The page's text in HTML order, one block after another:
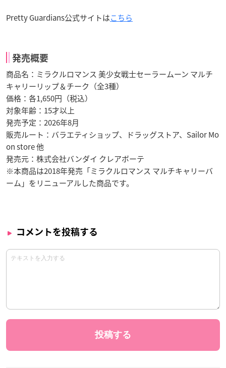
Pretty Guardians公式サイトはこちら
発売概要
商品名：ミラクルロマンス 美少女戦士セーラームーン マルチ
キャリーリップ＆チーク（全3種）
価格：各1,650円（税込）
対象年齢：15才以上
発売予定：2026年8月
販売ルート：バラエティショップ、ドラッグストア、Sailor Mo
on store 他
発売元：株式会社バンダイ クレアボーテ
※本商品は2018年発売「ミラクルロマンス マルチキャリーバ
ーム」をリニューアルした商品です。
コメントを投稿する